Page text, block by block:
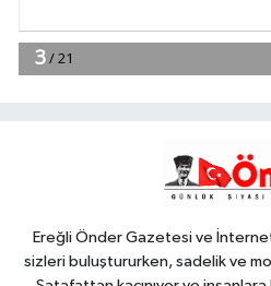
15:36
AKLARI...
Ereğli Önder Gazetesi ve
sizleri buluştururken, sadelik ve